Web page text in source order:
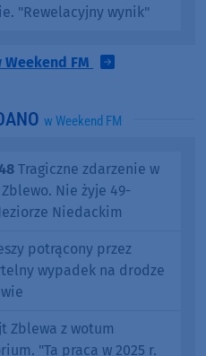
"Rewelacyjny wynik"
FM
w Weekend FM
Tragiczne zdarzenie w
Nie żyje 49-
Niedackim
potrącony przez
wypadek na drodze
Zblewa z wotum
"Ta praca w 2025 r.